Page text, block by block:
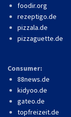
foodir.org
rezeptigo.de
pizzala.de
pizzaguette.de
Consumer:
88news.de
kidyoo.de
gateo.de
topfreizeit.de